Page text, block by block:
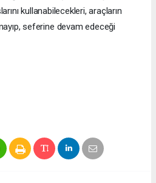
kullanabilecekleri, araçların
seferine devam edeceği